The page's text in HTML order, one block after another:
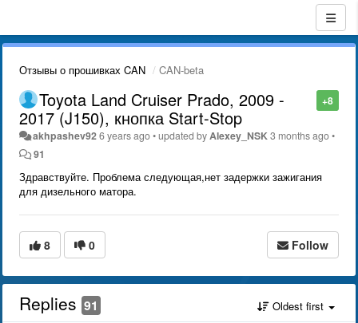
Отзывы о прошивках CAN CAN-beta
+8
Toyota Land Cruiser Prado, 2009 -
2017 (J150), кнопка Start-Stop
akhpashev926 years ago•updated byAlexey_NSK3 months ago•
91
Здравствуйте. Проблема следующая,нет задержки зажигания
для дизельного матора.
8 0 Follow
Replies 91 Oldest first